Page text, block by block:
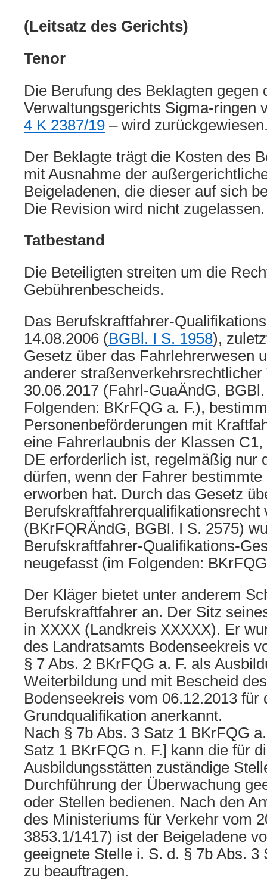
(Leitsatz des Gerichts)
Tenor
Die Berufung des Beklagten gegen
Verwaltungsgerichts Sigma-ringen
4 K 2387/19 – wird
Der Beklagte trägt die Kosten des
mit Ausnahme der
Beigeladenen, die dieser auf sich
Die Revision wird nicht zugelassen.
Tatbestand
Die Beteiligten streiten um die
Gebührenbescheids.
Das Berufskraftfahrer-
14.08.2006 (BGBl. I S. 1958),
Gesetz über das Fahrlehrerwesen
anderer
30.06.2017 (Fahrl-GuaÄndG,
Folgenden: BKrFQG a. F.),
Personenbeförderungen mit
eine Fahrerlaubnis der Klassen
DE erforderlich ist, regelmäßig nur
dürfen, wenn der Fahrer
erworben hat. Durch das Gesetz
Berufskraftfahrerqualifikationsrecht
(BKrFQRÄndG, BGBl. I S. 2575)
Berufskraftfahrer-Qualifikations-
neugefasst (im Folgenden:
Der Kläger bietet unter anderem
Berufskraftfahrer an. Der Sitz
in XXXX (Landkreis XXXXX). Er
des Landratsamts Bodenseekreis
§ 7 Abs. 2 BKrFQG a. F. als
Weiterbildung und mit Bescheid
Bodenseekreis vom 06.12.2013 für
Grundqualifikation anerkannt.
Nach § 7b Abs. 3 Satz 1 BKrFQG
Satz 1 BKrFQG n. F.] kann die für
Ausbildungsstätten zuständige
Durchführung der Überwachung
oder Stellen bedienen. Nach den
des Ministeriums für Verkehr vom
3853.1/1417) ist der Beigeladene
geeignete Stelle i. S. d. § 7b Abs. 3
zu beauftragen.